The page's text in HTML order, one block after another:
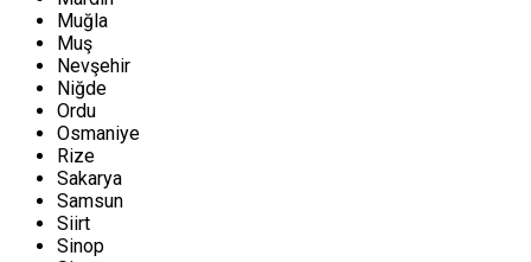
Muğla
Muş
Nevşehir
Niğde
Ordu
Osmaniye
Rize
Sakarya
Samsun
Siirt
Sinop